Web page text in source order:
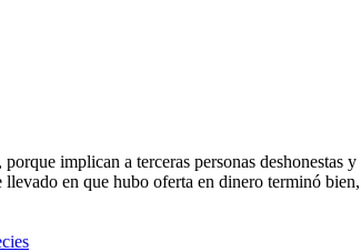
implican a terceras personas deshonestas
llevado en que hubo oferta en dinero terminó